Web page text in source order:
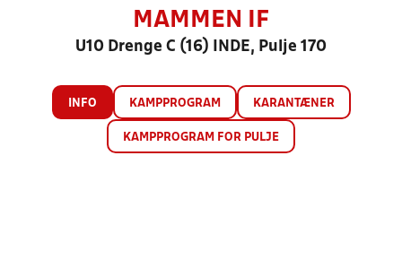
MAMMEN IF
U10 Drenge C (16) INDE, Pulje 170
INFO KAMPPROGRAM KARANTÆNER
KAMPPROGRAM FOR PULJE